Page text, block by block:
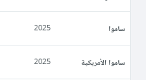
ساموا 2025
ساموا الأمريكية 2025